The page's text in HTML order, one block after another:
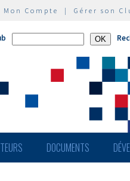
Mon Compte | Gérer son
DOCUMENTS